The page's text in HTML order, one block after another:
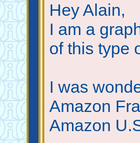
Hey Alain,
I am a
of this type
I was
Amazon
Amazon